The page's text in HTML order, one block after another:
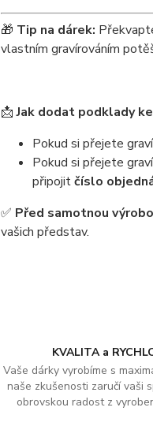
KVALITA a
Vaše dárky vyrobíme s
naše zkušenosti zaručí vaši
obrovskou radost z
🎁 Tip na dárek:
vlastním gravírováním
📩Jak dodat podklady
Pokud si přejete
Pokud si přejete
připojitčíslo
✅ Před samotnou
vašich představ.